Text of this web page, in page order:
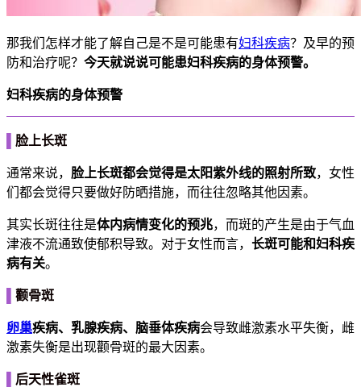
那我们怎样才能了解自己是不是可能患有妇科疾病？及早的预
防和治疗呢？ 今天就说说可能患妇科疾病的身体预警。
妇科疾病的身体预警
脸上长斑
通常来说， 脸上长斑都会觉得是太阳紫外线的照射所致，女性
们都会觉得只要做好防晒措施，而往往忽略其他因素。
其实长斑往往是体内病情变化的预兆，而斑的产生是由于气血
津液不流通致使郁积导致。对于女性而言， 长斑可能和妇科疾
病有关。
颧骨斑
卵巢疾病、乳腺疾病、脑垂体疾病会导致雌激素水平失衡，雌
激素失衡是出现颧骨斑的最大因素。
后天性雀斑